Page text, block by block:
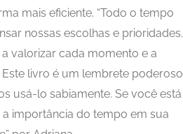
mais eficiente. “Todo o tempo
nossas escolhas e prioridades.
valorizar cada momento e a
livro é um lembrete poderoso
usá-lo sabiamente. Se você está
importância do tempo em sua